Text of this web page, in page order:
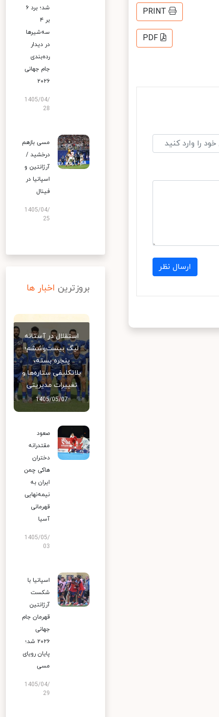
PRINT
PDF
ارسال نظر
شد؛ برد ۶
بر ۴
سه‌شیرها
در دیدار
رده‌بندی
جام جهانی
۲۰۲۶
1405/04/
28
مسی بازهم
درخشید /
آرژانتین و
اسپانیا در
فینال
1405/04/
25
بروزترین اخبار ها
استقلال در آستانه
لیگ بیست‌وششم؛
پنجره بسته،
بلاتکلیفی ستاره‌ها و
تغییرات مدیریتی
1405/05/07
صعود
مقتدرانه
دختران
هاکی چمن
ایران به
نیمه‌نهایی
قهرمانی
آسیا
1405/05/
03
اسپانیا با
شکست
آرژانتین
قهرمان جام
جهانی
۲۰۲۶ شد؛
پایان رویای
مسی
1405/04/
29